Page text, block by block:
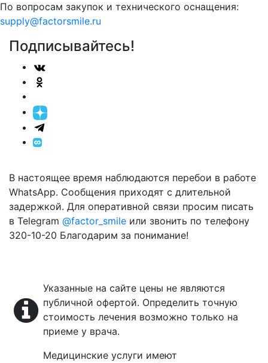
По вопросам закупок и технического оснащения:
supply@factorsmile.ru
Подписывайтесь!
В настоящее время наблюдаются перебои в работе
WhatsApp. Сообщения приходят с длительной
задержкой. Для оперативной связи просим писать
в Telegram @factor_smile или звонить по телефону
320-10-20 Благодарим за понимание!
Указанные на сайте цены не являются
публичной офертой. Определить точную
стоимость лечения возможно только на
приеме у врача.
Медицинские услуги имеют